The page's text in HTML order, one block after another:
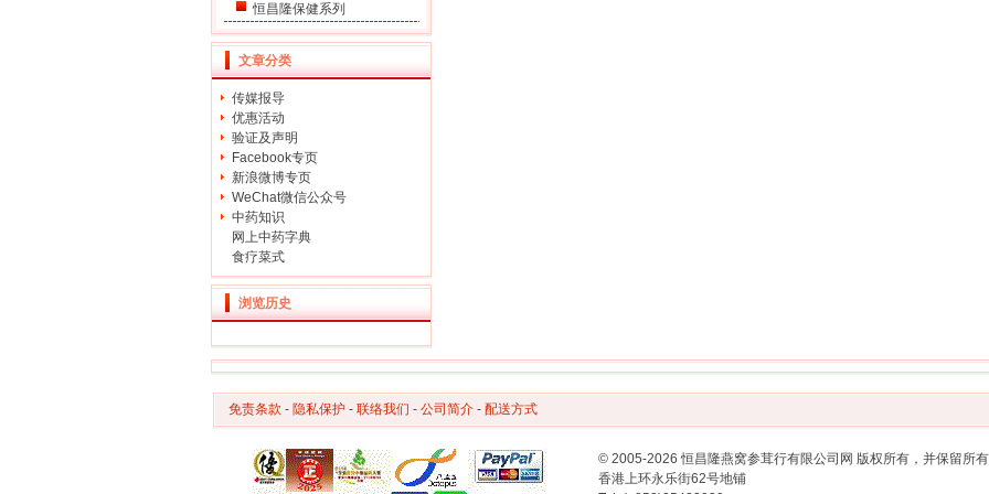
恒昌隆保健系列
文章分类
传媒报导
优惠活动
验证及声明
Facebook专页
新浪微博专页
WeChat微信公众号
中药知识
网上中药字典
食疗菜式
浏览历史
免责条款 - 隐私保护 - 联络我们 - 公司简介 - 配送方式
© 2005-2026 恒昌隆燕窝参茸行有限公司网 版权所有，并保留所
香港上环永乐街62号地铺